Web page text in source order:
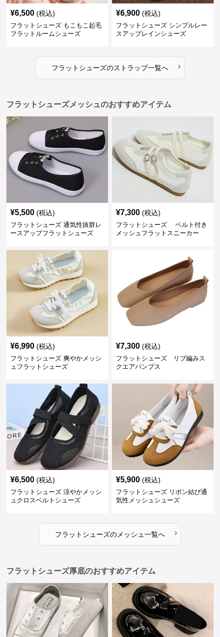
¥6,500 (税込)
フラットシューズ もこもこ起毛
フラットルームシューズ
¥6,900 (税込)
フラットシューズ シンプルレー
スアップレインシューズ
フラットシューズのストラップ一覧へ ›
フラットシューズメッシュのおすすめアイテム
¥5,500 (税込)
フラットシューズ 通気性抜群レ
ースアップフラットシューズ
¥7,300 (税込)
フラットシューズ ベルト付き
メッシュフラットスニーカー
¥6,990 (税込)
フラットシューズ 爽やかメッシ
ュフラットシューズ
¥7,300 (税込)
フラットシューズ リブ編みス
クエアパンプス
¥6,500 (税込)
フラットシューズ 涼やかメッシ
ュクロスベルトシューズ
¥5,900 (税込)
フラットシューズ リボン結び通
気性メッシュシューズ
フラットシューズのメッシュ 一覧へ ›
フラットシューズ厚底のおすすめアイテム